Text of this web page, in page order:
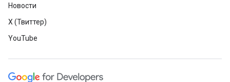
Новости
X (Твиттер)
YouTube